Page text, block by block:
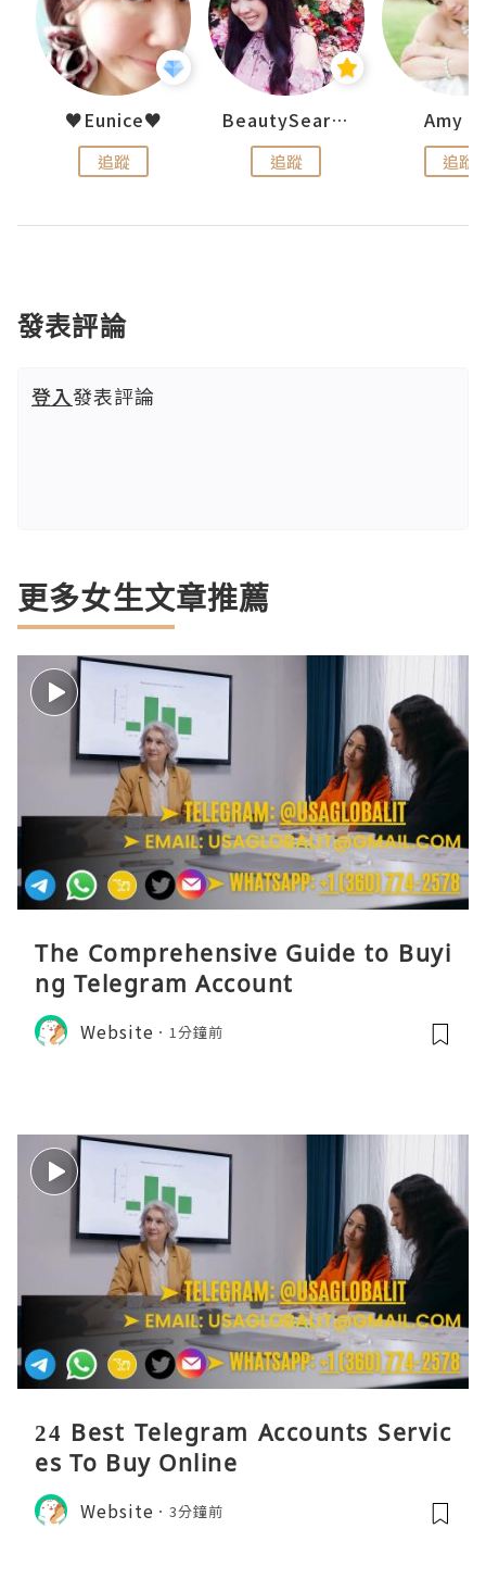
♥Eunice♥
追蹤
BeautySearch
追蹤
Amy
追蹤
發表評論
登入發表評論
更多女生文章推薦
The Comprehensive Guide to Buyi
ng Telegram Account
Website 1分鐘前
24 Best Telegram Accounts Servic
es To Buy Online
Website 3分鐘前